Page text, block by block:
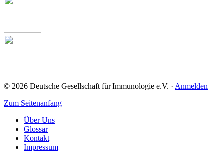
© 2026 Deutsche Gesellschaft für Immunologie e.V. · Anmelden
Zum Seitenanfang
Über Uns
Glossar
Kontakt
Impressum